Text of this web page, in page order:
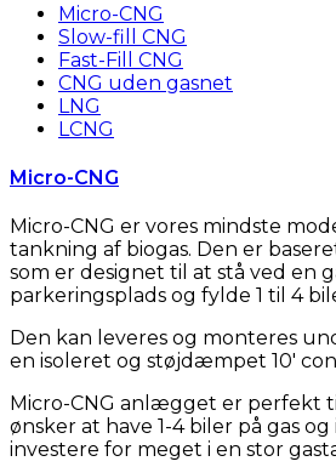
Micro-CNG
Slow-fill CNG
Fast-Fill CNG
CNG uden gasnet
LNG
LCNG
Micro-CNG
Micro-CNG er vores mindste
tankning af biogas. Den er
som er designet til at stå ved en
parkeringsplads og fylde 1 til 4
Den kan leveres og monteres
en isoleret og støjdæmpet 10′
Micro-CNG anlægget er perfekt
ønsker at have 1-4 biler på gas
investere for meget i en stor